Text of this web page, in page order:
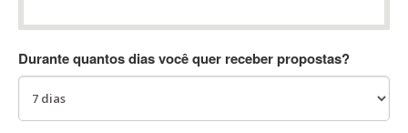
AC3
Durante quantos dias você quer receber propostas?